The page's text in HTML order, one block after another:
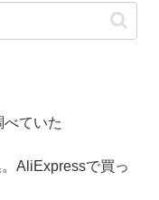
ていた
AliExpressで買っ